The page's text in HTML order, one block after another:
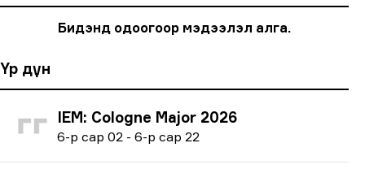
Бидэнд одоогоор мэдээлэл алга.
Үр дүн
IEM: Cologne Major 2026
6-р сар 02 - 6-р сар 22